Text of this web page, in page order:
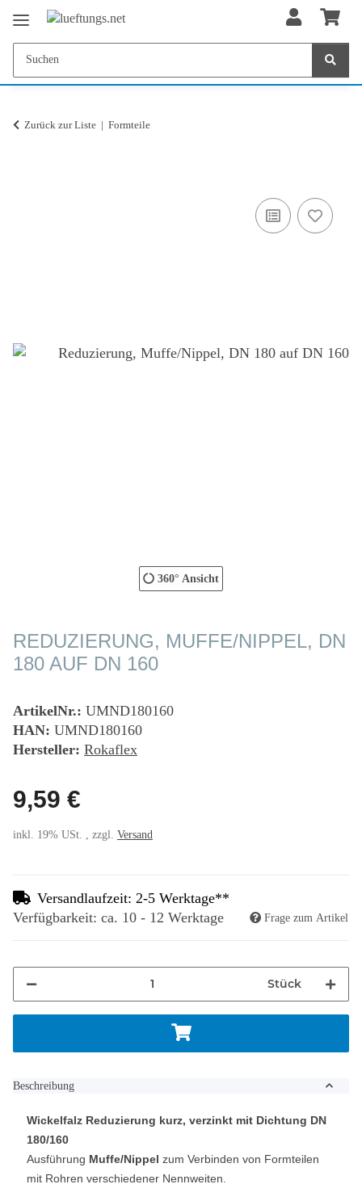
Zurück zur Liste Formteile
360° Ansicht
REDUZIERUNG, MUFFE/NIPPEL, DN
180 AUF DN 160
ArtikelNr.: UMND180160
HAN: UMND180160
Hersteller: Rokaflex
9,59 €
inkl. 19% USt. , zzgl. Versand
Versandlaufzeit: 2-5 Werktage**
Verfügbarkeit: ca. 10 - 12 Werktage
Frage zum Artikel
Stück
Beschreibung
Wickelfalz Reduzierung kurz, verzinkt mit Dichtung DN
180/160
Ausführung Muffe/Nippel zum Verbinden von Formteilen
mit Rohren verschiedener Nennweiten.